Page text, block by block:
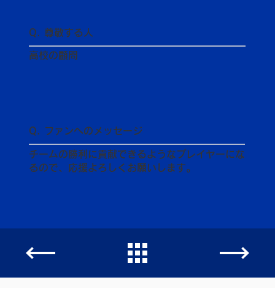
Q. 尊敬する人
高校の顧問
Q. ファンへのメッセージ
チームの勝利に貢献できるようなプレイヤーにな
るので、応援よろしくお願いします。